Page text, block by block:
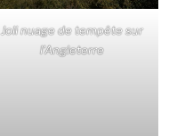
Joli nuage de tempête sur
l’Angleterre